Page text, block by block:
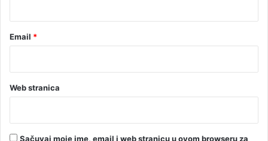
Email *
Web stranica
Sačuvaj moje ime, email i web stranicu u ovom browseru za